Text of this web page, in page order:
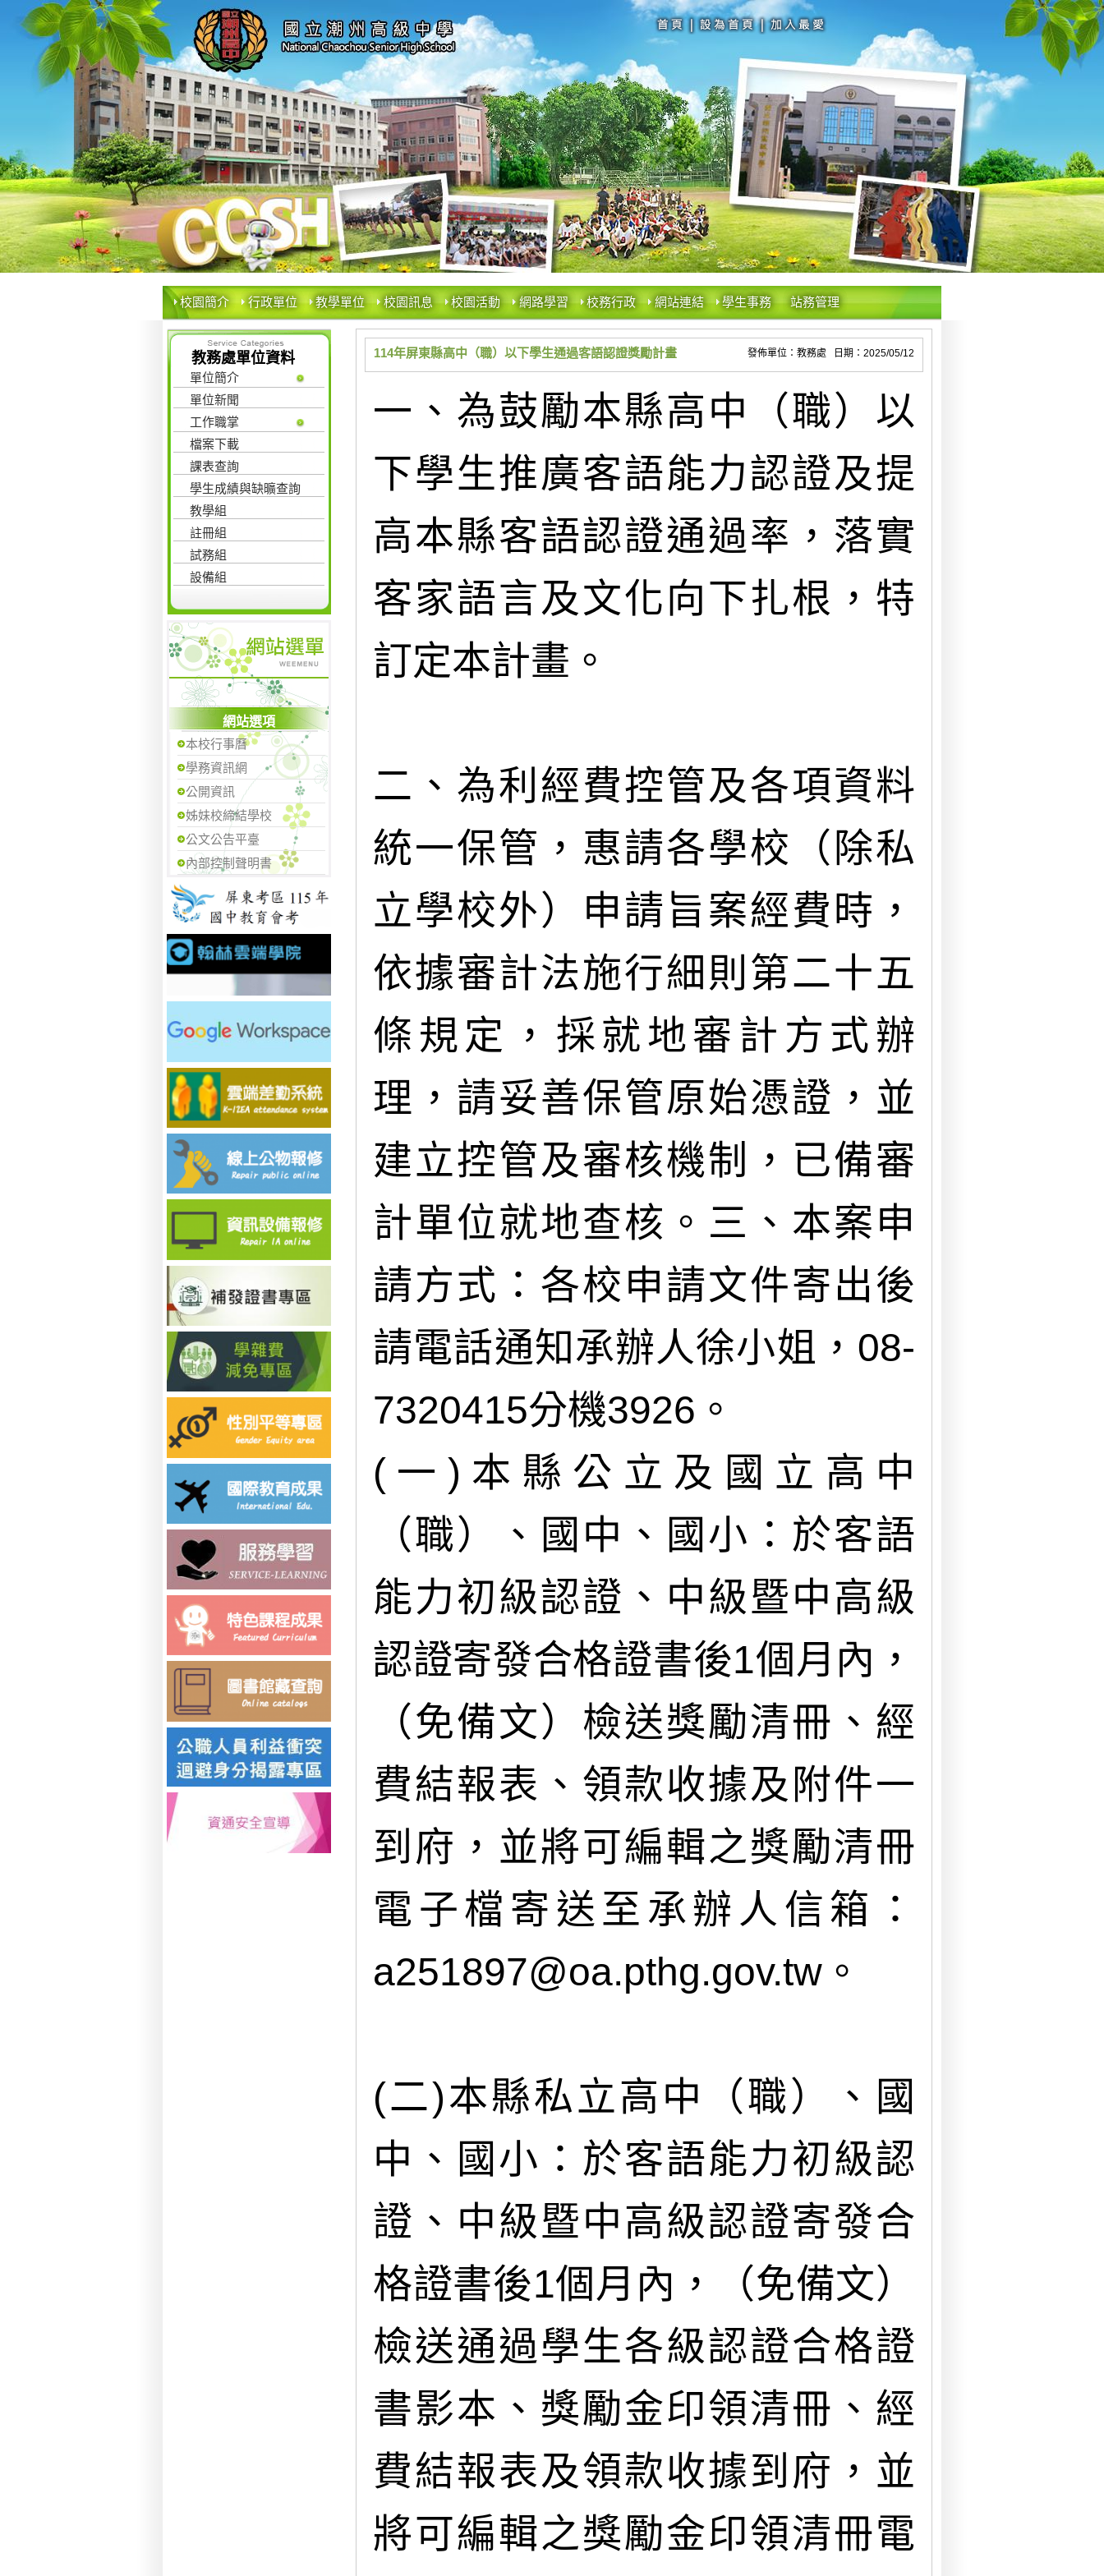
校園簡介 行政單位 教學單位 校園訊息 校園活動 網路學習 校務行政 網站連結 學生事務 站務管理
教務處單位資料
單位簡介
單位新聞
工作職掌
檔案下載
課表查詢
學生成績與缺曠查詢
教學組
註冊組
試務組
設備組
網站選項
本校行事曆
學務資訊網
公開資訊
姊妹校締結學校
公文公告平臺
內部控制聲明書
114年屏東縣高中（職）以下學生通過客語認證獎勵計畫 發佈單位：教務處 日期：2025/05/12
一、為鼓勵本縣高中（職）以
下學生推廣客語能力認證及提
高本縣客語認證通過率，落實
客家語言及文化向下扎根，特
訂定本計畫。
二、為利經費控管及各項資料
統一保管，惠請各學校（除私
立學校外）申請旨案經費時，
依據審計法施行細則第二十五
條規定，採就地審計方式辦
理，請妥善保管原始憑證，並
建立控管及審核機制，已備審
計單位就地查核。三、本案申
請方式：各校申請文件寄出後
請電話通知承辦人徐小姐，08-
7320415分機3926。
(一)本縣公立及國立高中
（職）、國中、國小：於客語
能力初級認證、中級暨中高級
認證寄發合格證書後1個月內，
（免備文）檢送獎勵清冊、經
費結報表、領款收據及附件一
到府，並將可編輯之獎勵清冊
電子檔寄送至承辦人信箱：
a251897@oa.pthg.gov.tw。
(二)本縣私立高中（職）、國
中、國小：於客語能力初級認
證、中級暨中高級認證寄發合
格證書後1個月內，（免備文）
檢送通過學生各級認證合格證
書影本、獎勵金印領清冊、經
費結報表及領款收據到府，並
將可編輯之獎勵金印領清冊電